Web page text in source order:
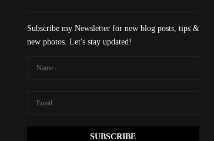
Subscribe my Newsletter for new blog posts, tips &
new photos. Let's stay updated!